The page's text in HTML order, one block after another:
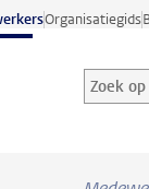
Organisatiegids
Zoek op
Zoekterm